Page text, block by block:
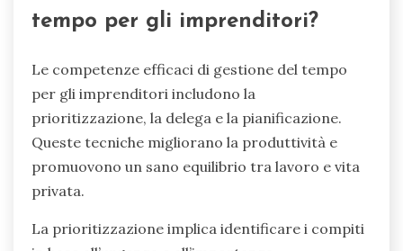
tempo per gli imprenditori?
Le competenze efficaci di gestione del tempo
per gli imprenditori includono la
prioritizzazione, la delega e la pianificazione.
Queste tecniche migliorano la produttività e
promuovono un sano equilibrio tra lavoro e vita
privata.
La prioritizzazione implica identificare i compiti